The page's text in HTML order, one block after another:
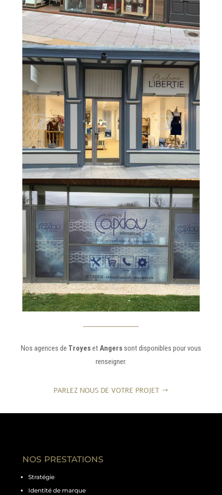
Nos agences de TroyesetAngerssont disponibles pour vous
renseigner.
PARLEZ NOUS DE VOTRE PROJET
NOS PRESTATIONS
Stratégie
Identité de marque